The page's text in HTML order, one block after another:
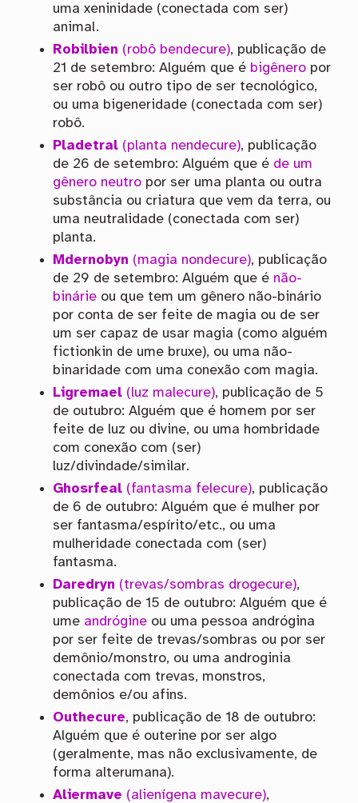
uma xeninidade (conectada com ser)
animal.
Robilbien (robô bendecure), publicação de
21 de setembro: Alguém que é bigêneropor
ser robô ou outro tipo de ser tecnológico,
ou uma bigeneridade (conectada com ser)
robô.
Pladetral(planta nendecure), publicação
de 26 de setembro: Alguém que é de um
gênero neutropor ser uma planta ou outra
substância ou criatura que vem da terra, ou
uma neutralidade (conectada com ser)
planta.
Mdernobyn (magia nondecure), publicação
de 29 de setembro: Alguém que é não-
binárieou que tem um gênero não-binário
por conta de ser feite de magia ou de ser
um ser capaz de usar magia (como alguém
fictionkin de ume bruxe), ou uma não-
binaridade com uma conexão com magia.
Ligremael(luz malecure), publicação de 5
de outubro: Alguém que é homem por ser
feite de luz ou divine, ou uma hombridade
com conexão com (ser)
luz/divindade/similar.
Ghosrfeal(fantasma felecure), publicação
de 6 de outubro: Alguém que é mulher por
ser fantasma/espírito/etc., ou uma
mulheridade conectada com (ser)
fantasma.
Daredryn (trevas/sombras drogecure),
publicação de 15 de outubro: Alguém que é
ume andrógineou uma pessoa andrógina
por ser feite de trevas/sombras ou por ser
demônio/monstro, ou uma androginia
conectada com trevas, monstros,
demônios e/ou afins.
Outhecure, publicação de 18 de outubro:
Alguém que é outerine por ser algo
(geralmente, mas não exclusivamente, de
forma alterumana).
Aliermave (alienígena mavecure),